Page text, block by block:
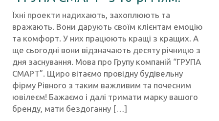
Їхні проекти надихають, захоплюють та
вражають. Вони дарують своїм клієнтам емоцію
та комфорт. У них працюють кращі з кращих. А
ще сьогодні вони відзначають десяту річницю з
дня заснування. Мова про Групу компаній “ГРУПА
СМАРТ”. Щиро вітаємо провідну будівельну
фірму Рівного з таким важливим та почесним
ювілеєм! Бажаємо і далі тримати марку вашого
бренду, мати бездоганну […]